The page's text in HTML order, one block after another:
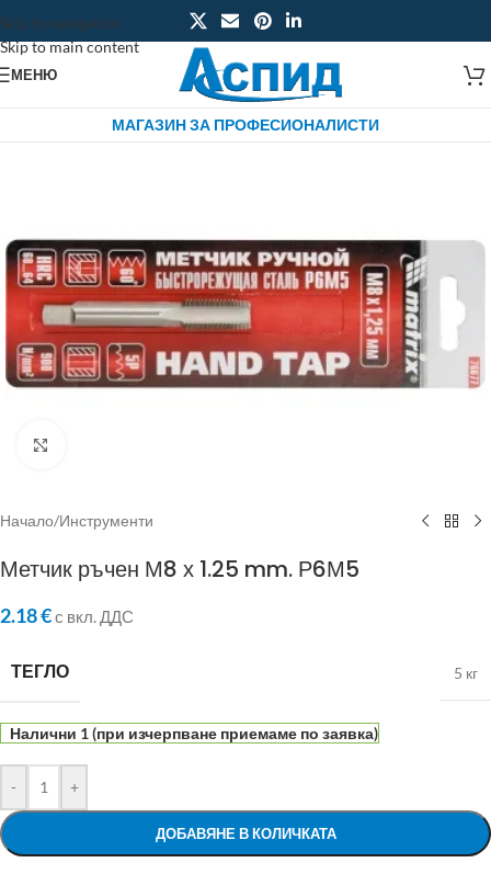
Skip to navigation
Skip to main content
МЕНЮ
МАГАЗИН ЗА ПРОФЕСИОНАЛИСТИ
Начало/Инструменти
Метчик ръчен М8 х 1.25 mm. Р6М5
2.18€с вкл. ДДС
ТЕГЛО 5 кг
Налични 1 (при изчерпване приемаме по заявка)
- +
ДОБАВЯНЕ В КОЛИЧКАТА